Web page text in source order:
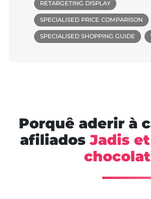
RETARGETING DISPLAY
SPECIALISED PRICE COMPARISON
SPECIALISED SHOPPING GUIDE
Porquê aderir à
afiliadosJadis